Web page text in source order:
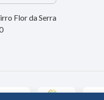
Flor da Serra